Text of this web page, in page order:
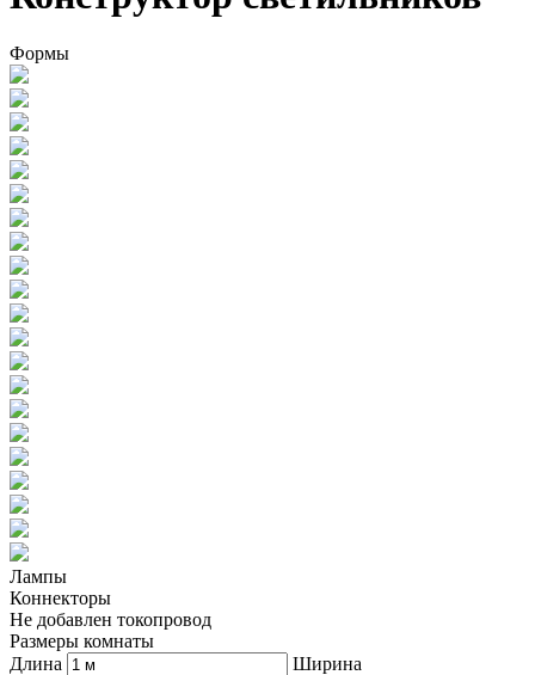
Формы
Лампы
Коннекторы
Не добавлен токопровод
Размеры комнаты
Длина
Ширина